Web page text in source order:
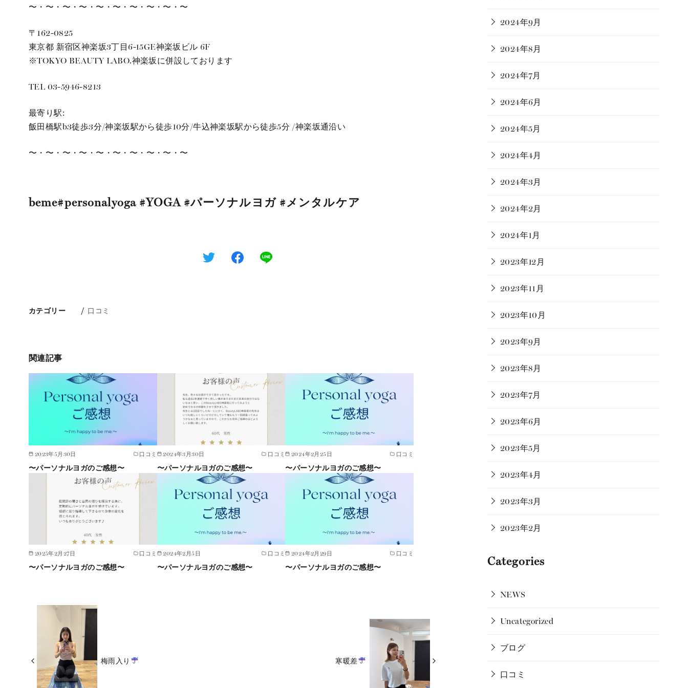
〜・〜・〜・〜・〜・〜・〜・〜・〜・〜
〒162-0825
東京都 新宿区神楽坂3丁目6-15GE神楽坂ビル 6F
※TOKYO BEAUTY LABO.神楽坂に併設しております
TEL 03-5946-8213
最寄り駅:
飯田橋駅b3徒歩3分/神楽坂駅から徒歩10分/牛込神楽坂駅から徒歩5分 /神楽坂通沿い
〜・〜・〜・〜・〜・〜・〜・〜・〜・〜
beme#personalyoga #YOGA #パーソナルヨガ #メンタルケア
カテゴリー 口コミ
関連記事
2023年5月30日 口コミ
〜パーソナルヨガのご感想〜
2024年3月30日 口コミ
〜パーソナルヨガのご感想〜
2024年2月25日 口コミ
〜パーソナルヨガのご感想〜
2025年2月27日 口コミ
〜パーソナルヨガのご感想〜
2024年2月5日 口コミ
〜パーソナルヨガのご感想〜
2024年2月29日 口コミ
〜パーソナルヨガのご感想〜
梅雨入り 寒暖差
2024年9月
2024年8月
2024年7月
2024年6月
2024年5月
2024年4月
2024年3月
2024年2月
2024年1月
2023年12月
2023年11月
2023年10月
2023年9月
2023年8月
2023年7月
2023年6月
2023年5月
2023年4月
2023年3月
2023年2月
Categories
NEWS
Uncategorized
ブログ
口コミ